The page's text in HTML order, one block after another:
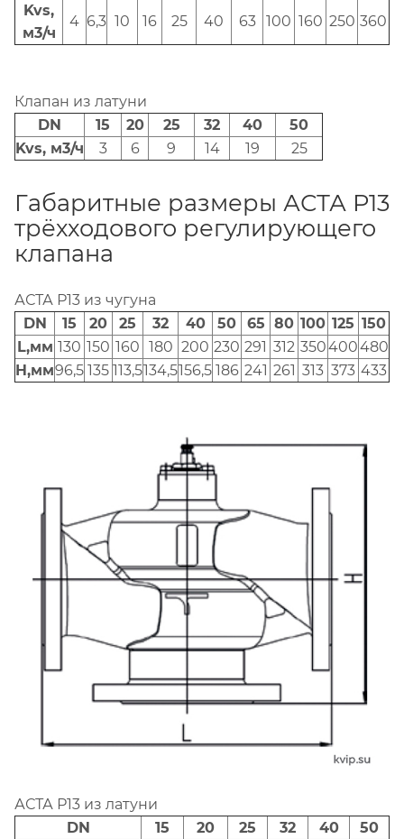
Kvs,
м3/ч
4 6,3 10 16 25 40 63 100 160 250 360
Клапан из латуни
DN
15 20 25 32 40
50
Kvs, м3/ч
3 6 9 14 19 25
Габаритные размеры АСТА Р13
трёхходового регулирующего
клапана
АСТА Р13 из чугуна
DN
15 20 25 32 40 50 65 80 100 125 150
L,мм 130 150 160 180 200 230 291 312 350400480
H,мм96,5 135 113,5134,5156,5 186 241 261 313 373 433
АСТА Р13 из латуни
DN
15 20 25 32 40
50